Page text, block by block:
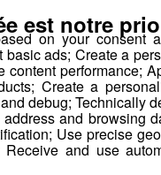
on your consent
ads; Create a
performance;
Create a
debug; Technically
and browsing
Use precise
and use
est notre